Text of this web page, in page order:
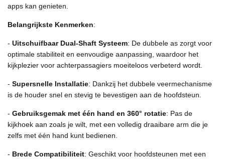
apps kan genieten.
Belangrijkste Kenmerken:
- Uitschuifbaar Dual-Shaft Systeem: De dubbele as zorgt voor
optimale stabiliteit en eenvoudige aanpassing, waardoor het
kijkplezier voor achterpassagiers moeiteloos verbeterd wordt.
- Supersnelle Installatie: Dankzij het dubbele veermechanisme
is de houder snel en stevig te bevestigen aan de hoofdsteun.
- Gebruiksgemak met één hand en 360° rotatie: Pas de
kijkhoek aan zoals je wilt, met een volledig draaibare arm die je
zelfs met één hand kunt bedienen.
- Brede Compatibiliteit: Geschikt voor hoofdsteunen met een